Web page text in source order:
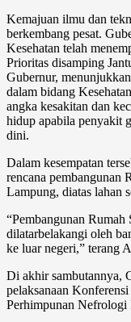
Kemajuan ilmu dan
berkembang pesat.
Kesehatan telah
Prioritas disamping
Gubernur,
dalam bidang
angka kesakitan dan
hidup apabila penyakit
dini.
Dalam kesempatan
rencana pembangunan
Lampung, diatas lahan
“Pembangunan Rumah
dilatarbelakangi oleh
ke luar negeri,” terang
Di akhir sambutannya,
pelaksanaan
Perhimpunan Nefrologi